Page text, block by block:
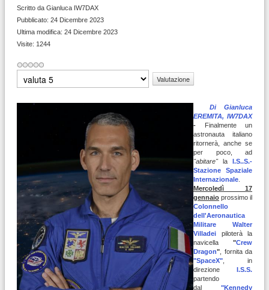
Scritto da Gianluca IW7DAX
Pubblicato: 24 Dicembre 2023
Ultima modifica: 24 Dicembre 2023
Visite: 1244
Valuta
Di Gianluca
EREMITA, IW7DAX
- Finalmente un
astronauta italiano
ritornerà, anche se
per poco, ad
"abitare"la I.S..S.-
Stazione Spaziale
Internazionale
Mercoledì 17
gennaio prossimo il
Colonnello
dell'Aeronautica
Militare Walter
Villadei piloterà la
navicella "Crew
Dragon" , fornita da
"SpaceX" , in
direzione I.S.S.
partendo
dal "Kennedy